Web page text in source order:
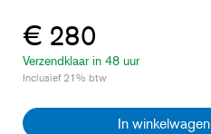
€ 280
Verzendklaar in 48 uur
Inclusief 21% btw
In winkelwagen